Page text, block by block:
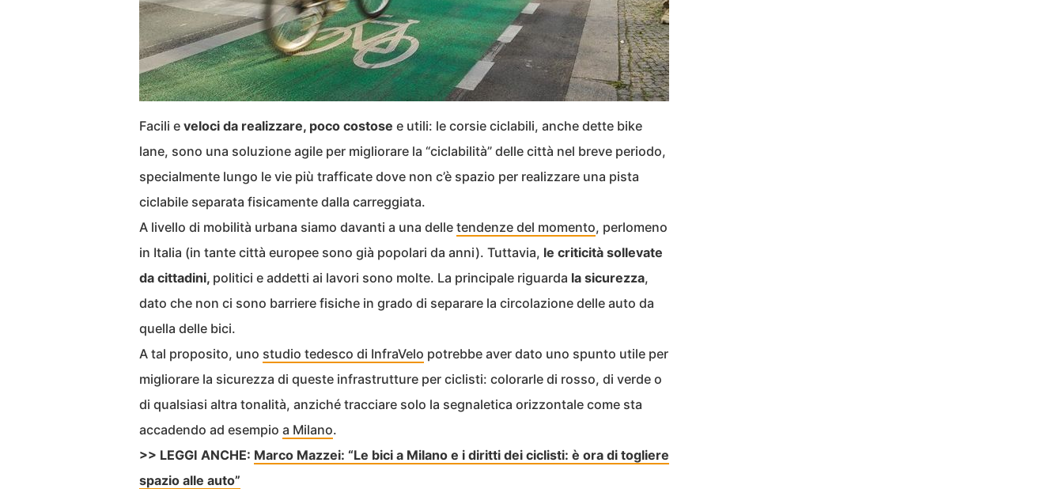
Facili e veloci da realizzare, poco costose e utili: le corsie ciclabili, anche dette bike
lane, sono una soluzione agile per migliorare la “ciclabilità” delle città nel breve periodo,
specialmente lungo le vie più trafficate dove non c’è spazio per realizzare una pista
ciclabile separata fisicamente dalla carreggiata.
A livello di mobilità urbana siamo davanti a una delle tendenze del momento, perlomeno
in Italia (in tante città europee sono già popolari da anni). Tuttavia, le criticità sollevate
da cittadini, politici e addetti ai lavori sono molte. La principale riguarda la sicurezza,
dato che non ci sono barriere fisiche in grado di separare la circolazione delle auto da
quella delle bici.
A tal proposito, uno studio tedesco di InfraVelo potrebbe aver dato uno spunto utile per
migliorare la sicurezza di queste infrastrutture per ciclisti: colorarle di rosso, di verde o
di qualsiasi altra tonalità, anziché tracciare solo la segnaletica orizzontale come sta
accadendo ad esempio a Milano.
>> LEGGI ANCHE: Marco Mazzei: “Le bici a Milano e i diritti dei ciclisti: è ora di togliere
spazio alle auto”